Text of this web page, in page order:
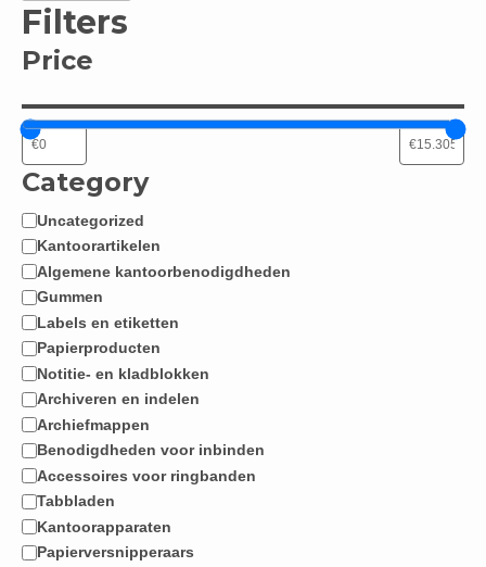
Filters
Price
Category
Categorie
Uncategorized
Kantoorartikelen
Algemene kantoorbenodigdheden
Gummen
Labels en etiketten
Papierproducten
Notitie- en kladblokken
Archiveren en indelen
Archiefmappen
Benodigdheden voor inbinden
Accessoires voor ringbanden
Tabbladen
Kantoorapparaten
Papierversnipperaars